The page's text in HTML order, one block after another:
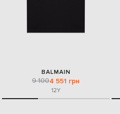
BALMAIN
9 1004 551 грн
12Y